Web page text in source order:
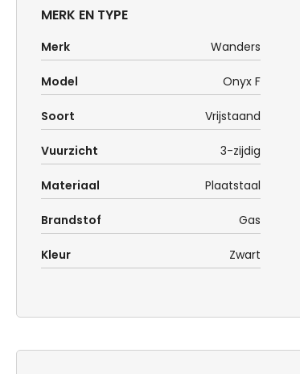
MERK EN TYPE
Merk Wanders
Model Onyx F
Soort Vrijstaand
Vuurzicht 3-zijdig
Materiaal Plaatstaal
Brandstof Gas
Kleur Zwart